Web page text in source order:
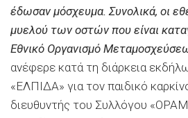
έδωσαν μόσχευμα. Συνολικά, οι
μυελού των οστών που είναι
Εθνικό Οργανισμό
ανέφερε κατά τη διάρκεια
«ΕΛΠΙΔΑ» για τον παιδικό
διευθυντής του Συλλόγου